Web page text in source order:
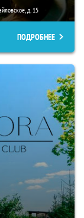
д. 15
ПОДРОБНЕЕ